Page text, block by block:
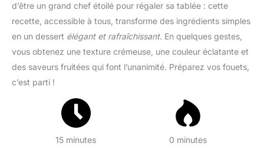
d’être un grand chef étoilé pour régaler sa tablée : cette
recette, accessible à tous, transforme des ingrédients simples
en un dessert élégant et rafraîchissant. En quelques gestes,
vous obtenez une texture crémeuse, une couleur éclatante et
des saveurs fruitées qui font l’unanimité. Préparez vos fouets,
c’est parti !
15 minutes 0 minutes